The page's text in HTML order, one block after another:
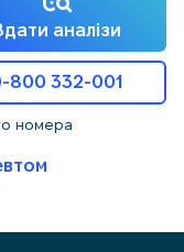
аналізи
800 332-001
номера